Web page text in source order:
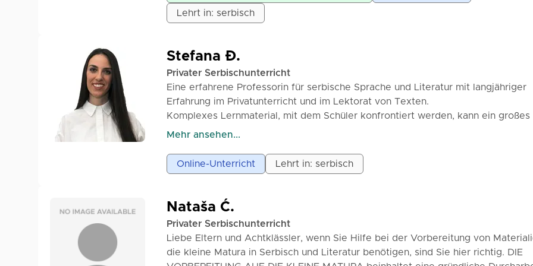
abgestimmt. Für weitere Informationen und Terminvereinbarungen können Sie
Fehlern, trainieren den logischen Verstand und entwickeln Kreativität, lernen
Strukturen und Gedankenkarten, aber wir spielen auch mit Begriffen. Wir
Unbekannte. Die Schüler wissen meistens mehr, als sie denken.
Lehrt in: serbisch
Stefana Đ.
Privater Serbischunterricht
Eine erfahrene Professorin für serbische Sprache und Literatur mit langjähriger
Erfahrung im Privatunterricht und im Lektorat von Texten.
Komplexes Lernmaterial, mit dem Schüler konfrontiert werden, kann ein großes
Hindernis für ihren Erfolg darstellen. Deshalb ist oft Hilfe erforderlich.
verfolge, helfe ich den Schülern, das Material mit kreativen Methoden,
Unterrichtsblättern und anderen Hilfsmitteln zu bewältigen, die einen modernen
Ansatz zu erleichtern. Der Unterricht ist immer interaktiv, da dies das Wichtigste
Ich bereite Schüler erfolgreich auf die kleine Matura vor, die für sie wie auch für
Eltern eine der größten Herausforderungen während der Schulzeit darstellt.
Mehr ansehen...
Online-Unterricht Lehrt in: serbisch
Nataša Ć.
Privater Serbischunterricht
Liebe Eltern und Achtklässler, wenn Sie Hilfe bei der Vorbereitung von
die kleine Matura in Serbisch und Literatur benötigen, sind Sie hier richtig. DIE